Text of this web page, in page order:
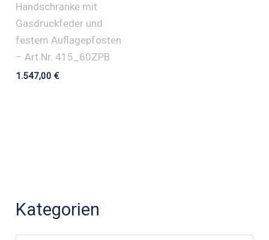
Kategorien
Handschranke mit
Gasdruckfeder und
festem Auflagepfosten
– Art.Nr. 415_60ZPB
1.547,00€